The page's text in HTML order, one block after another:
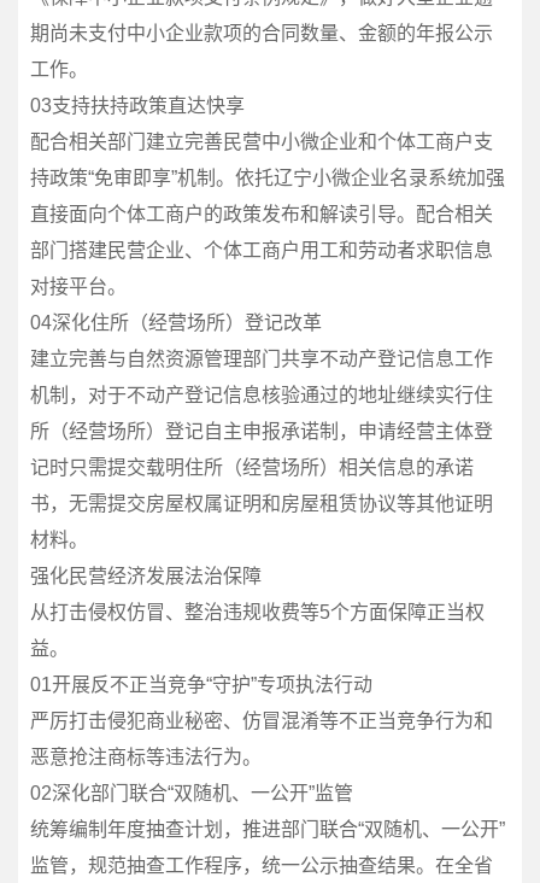
期尚未支付中小企业款项的合同数量、金额的年报公示
工作。
03支持扶持政策直达快享
配合相关部门建立完善民营中小微企业和个体工商户支
持政策“免审即享”机制。依托辽宁小微企业名录系统加强
直接面向个体工商户的政策发布和解读引导。配合相关
部门搭建民营企业、个体工商户用工和劳动者求职信息
对接平台。
04深化住所（经营场所）登记改革
建立完善与自然资源管理部门共享不动产登记信息工作
机制，对于不动产登记信息核验通过的地址继续实行住
所（经营场所）登记自主申报承诺制，申请经营主体登
记时只需提交载明住所（经营场所）相关信息的承诺
书，无需提交房屋权属证明和房屋租赁协议等其他证明
材料。
强化民营经济发展法治保障
从打击侵权仿冒、整治违规收费等5个方面保障正当权
益。
01开展反不正当竞争“守护”专项执法行动
严厉打击侵犯商业秘密、仿冒混淆等不正当竞争行为和
恶意抢注商标等违法行为。
02深化部门联合“双随机、一公开”监管
统筹编制年度抽查计划，推进部门联合“双随机、一公开”
监管，规范抽查工作程序，统一公示抽查结果。在全省